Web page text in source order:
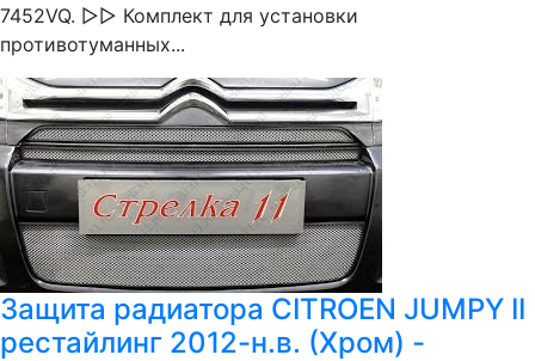
7452VQ. ▻▻ Комплект для установки
противотуманных...
Защита радиатора CITROEN JUMPY II
рестайлинг 2012-н.в. (Хром) -